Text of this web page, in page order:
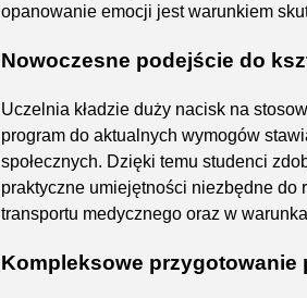
opanowanie emocji jest warunkiem
Nowoczesne podejście do
Uczelnia kładzie duży nacisk na
program do aktualnych wymogów
społecznych. Dzięki temu studenci
praktyczne umiejętności niezbędne
transportu medycznego oraz w
Kompleksowe przygotowanie